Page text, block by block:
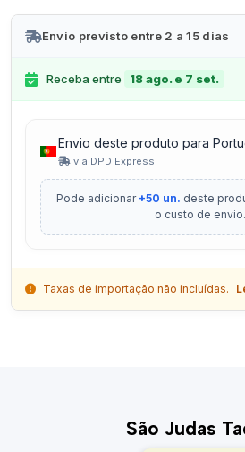
Envio previsto entre 2 a 15 dias
Receba entre 18 ago. e 7 set.
Envio deste produto para
via DPD Express
Pode adicionar+50 un. deste
o custo de envio.
Taxas de importação não incluídas.
São Judas